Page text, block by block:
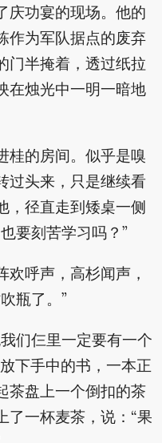
庆功宴的现场。他的
作为军队据点的废弃
门半掩着，透过纸拉
在烛光中一明一暗地
桂的房间。似乎是嗅
过头来，只是继续看
，径直走到矮桌一侧
要刻苦学习吗？”
呼声，高杉闻声，
瓶了。”
们仨里一定要有一个
下手中的书，一本正
茶盘上一个倒扣的茶
了一杯麦茶，说：“果